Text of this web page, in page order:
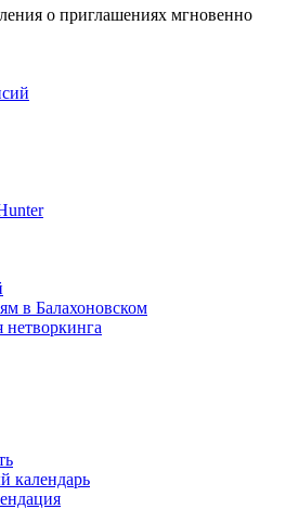
о приглашениях мгновенно
в Балахоновском
нетворкинга
календарь